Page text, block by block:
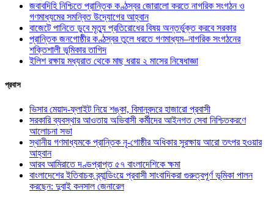
জবাবদিহি নিশ্চিতে প্রান্তিক কণ্ঠস্বর জোরালো করতে নাগরিক সংগঠন ও
গণমাধ্যমের সমন্বিত উদ্যোগের আহ্বান
বাজেটে পানিতে ডুবে মৃত্যু প্রতিরোধের বিষয় অন্তর্ভুক্ত করবে সরকার
প্রান্তিক জনগোষ্ঠীর কণ্ঠস্বর তুলে ধরতে গণমাধ্যম–নাগরিক সংগঠনের
শক্তিশালী ভূমিকার তাগিদ
ইলিশ রক্ষায় মধ্যরাত থেকে মাছ ধরায় ২ মাসের নিষেধাজ্ঞা
প্রবাস
ভিসার মেয়াদ-ফ্লাইট নিয়ে শঙ্কা, বিমানবন্দরে হাজারো প্রবাসী
সরকারি ব্যবস্থার আওতায় অভিবাসী কর্মীদের আইনগত সেবা নিশ্চিতকরণে
আলোচনা সভা
স্থানীয় গণমাধ্যমকে প্রান্তিক নৃ-গোষ্ঠীর অধিকার সুরক্ষায় আরো তৎপর হওয়ার
আহ্বান
আরব আমিরাতে দণ্ডপ্রাপ্ত ৫৭ বাংলাদেশিকে ক্ষমা
বাংলাদেশের ইতিবাচক ব্র্যান্ডিংয়ে প্রবাসী সাংবাদিকরা গুরুত্বপূর্ণ ভূমিকা পালন
করছেন: দুবাই কনসাল জেনারেল